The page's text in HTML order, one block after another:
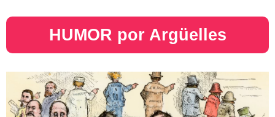
HUMOR por Argüelles​